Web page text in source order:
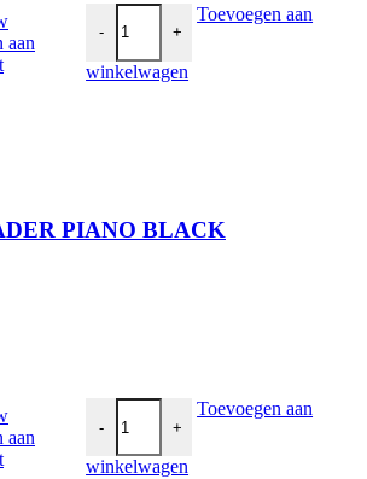
aan
-
TOETS USB-LADER PIANO
+
Toevoegen aan
winkelwagen
PIANO BLACK
aan
-
TOETS smart USB-A en USB-C-
+
Toevoegen aan
winkelwagen